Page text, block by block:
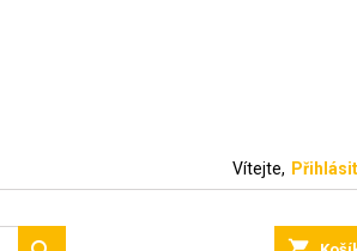
Vítejte,